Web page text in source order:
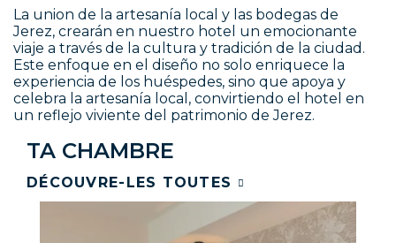
La union de la artesanía local y las bodegas de
Jerez, crearán en nuestro hotel un emocionante
viaje a través de la cultura y tradición de la ciudad.
Este enfoque en el diseño no solo enriquece la
experiencia de los huéspedes, sino que apoya y
celebra la artesanía local, convirtiendo el hotel en
un reflejo viviente del patrimonio de Jerez.
TA CHAMBRE
DÉCOUVRE-LES TOUTES